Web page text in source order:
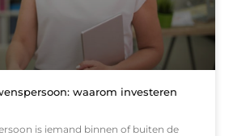
waarom investeren
is iemand binnen of buiten de